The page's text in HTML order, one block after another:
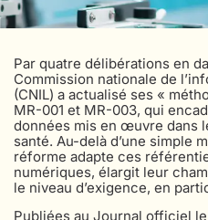
Par quatre délibérations en
Commission nationale de
(CNIL) a actualisé ses «
MR-001 et MR-003, qui
données mis en œuvre dans
santé. Au-delà d’une simple
réforme adapte ces
numériques, élargit leur
le niveau d’exigence, en
Publiées au Journal officiel